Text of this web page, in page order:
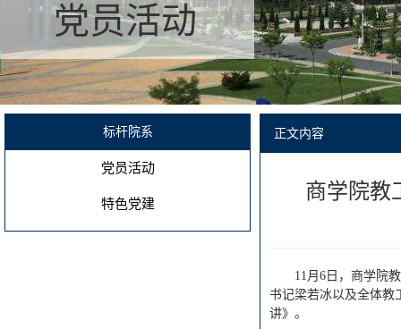
党员活动
标杆院系
党员活动
特色党建
正文内容
商学院教
11月6日，商学院
书记梁若冰以及全体教
讲》。